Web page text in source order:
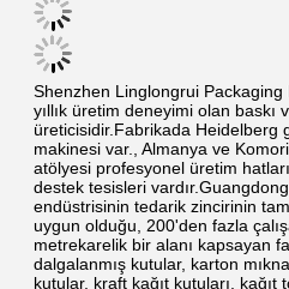
Shenzhen Linglongrui
yıllık üretim deneyimi olan baskı
üreticisidir.Fabrikada Heidelberg
makinesi var., Almanya ve
atölyesi profesyonel üretim
destek tesisleri
endüstrisinin tedarik zincirinin
uygun olduğu, 200'den fazla
metrekarelik bir alanı kapsayan
dalgalanmış kutular, karton
kutular, kraft kağıt kutuları, kağıt